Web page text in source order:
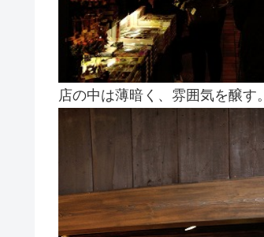
店の中は薄暗く、雰囲気を醸す。